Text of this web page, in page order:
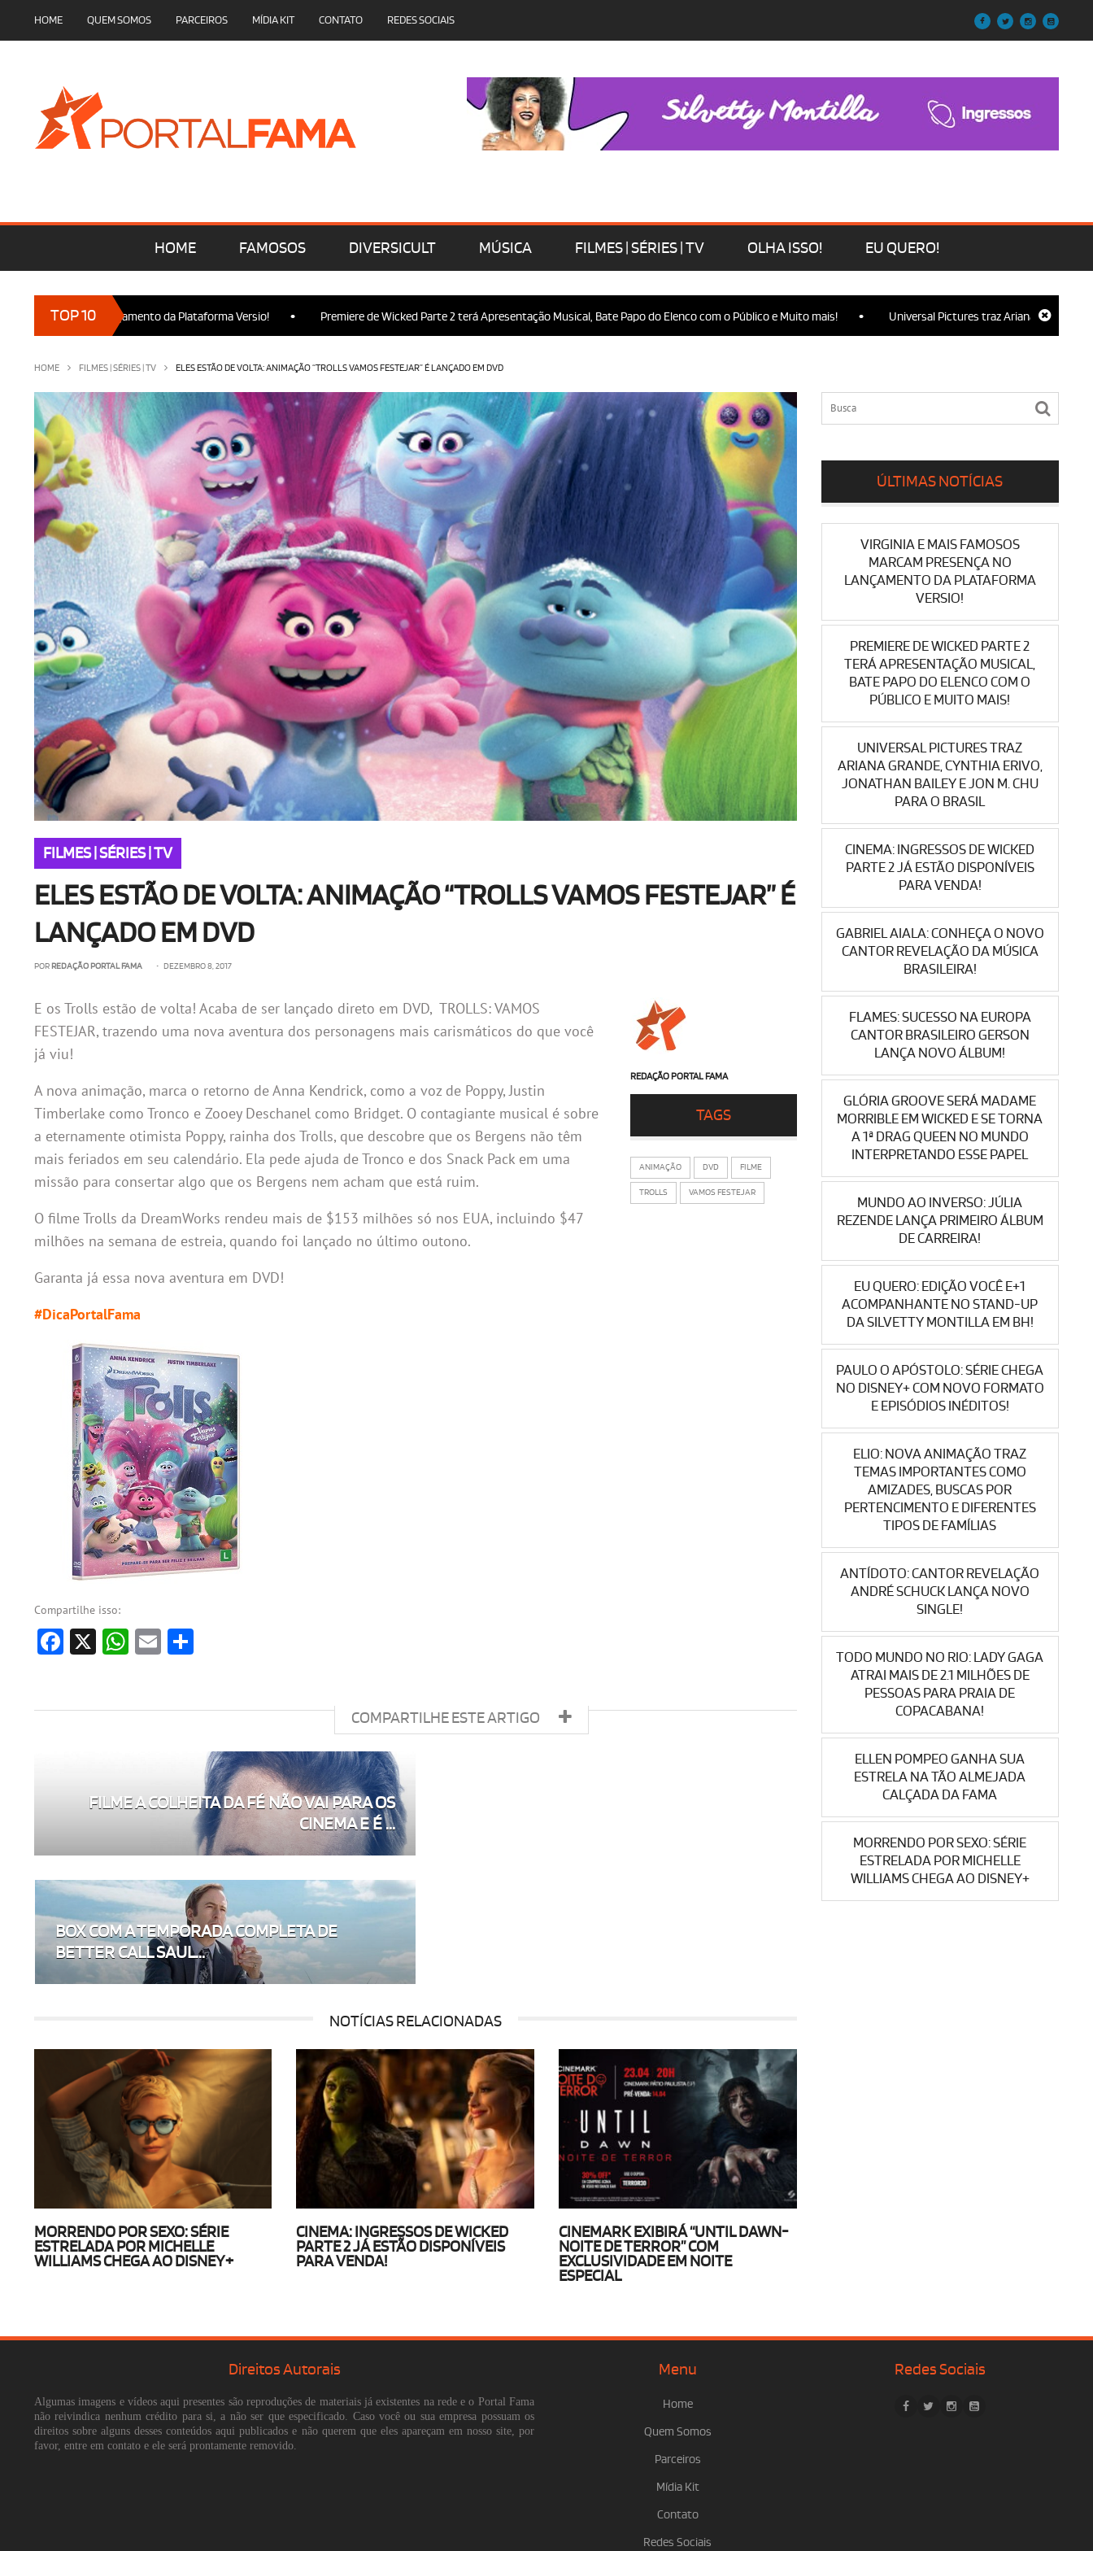
HOME QUEM SOMOS PARCEIROS MÍDIA KIT CONTATO REDES SOCIAIS
HOME FAMOSOS DIVERSICULT MÚSICA FILMES | SÉRIES | TV OLHA ISSO! EU QUERO!
TOP 10
no Lançamento da Plataforma Versio! • Premiere de Wicked Parte 2 terá Apresentação Musical, Bate Papo do Elenco com o Público e Muito mais! • Universal Pictures traz Ariana Grande, Cynthia
HOME FILMES | SÉRIES | TV ELES ESTÃO DE VOLTA: ANIMAÇÃO “TROLLS VAMOS FESTEJAR” É LANÇADO EM DVD
FILMES | SÉRIES | TV
ELES ESTÃO DE VOLTA: ANIMAÇÃO “TROLLS VAMOS FESTEJAR” É
LANÇADO EM DVD
POR REDAÇÃO PORTAL FAMA • DEZEMBRO 8, 2017
REDAÇÃO PORTAL FAMA
TAGS
ANIMAÇÃO DVD FILME
TROLLS VAMOS FESTEJAR
E os Trolls estão de volta! Acaba de ser lançado direto em DVD, TROLLS: VAMOS
FESTEJAR, trazendo uma nova aventura dos personagens mais carismáticos do que você
já viu!
A nova animação, marca o retorno de Anna Kendrick, como a voz de Poppy, Justin
Timberlake como Tronco e Zooey Deschanel como Bridget. O contagiante musical é sobre
a eternamente otimista Poppy, rainha dos Trolls, que descobre que os Bergens não têm
mais feriados em seu calendário. Ela pede ajuda de Tronco e dos Snack Pack em uma
missão para consertar algo que os Bergens nem acham que está ruim.
O filme Trolls da DreamWorks rendeu mais de $153 milhões só nos EUA, incluindo $47
milhões na semana de estreia, quando foi lançado no último outono.
Garanta já essa nova aventura em DVD!
#DicaPortalFama
Compartilhe isso:
Facebook
X WhatsApp
Email
COMPARTILHE ESTE ARTIGO
FILME A COLHEITA DA FÉ NÃO VAI PARA OS
CINEMA E É ...
BOX COM A TEMPORADA COMPLETA DE
BETTER CALL SAUL...
NOTÍCIAS RELACIONADAS
MORRENDO POR SEXO: SÉRIE
ESTRELADA POR MICHELLE
WILLIAMS CHEGA AO DISNEY+
CINEMA: INGRESSOS DE WICKED
PARTE 2 JÁ ESTÃO DISPONÍVEIS
PARA VENDA!
CINEMARK EXIBIRÁ “UNTIL DAWN-
NOITE DE TERROR” COM
EXCLUSIVIDADE EM NOITE
ESPECIAL
ÚLTIMAS NOTÍCIAS
VIRGINIA E MAIS FAMOSOS
MARCAM PRESENÇA NO
LANÇAMENTO DA PLATAFORMA
VERSIO!
PREMIERE DE WICKED PARTE 2
TERÁ APRESENTAÇÃO MUSICAL,
BATE PAPO DO ELENCO COM O
PÚBLICO E MUITO MAIS!
UNIVERSAL PICTURES TRAZ
ARIANA GRANDE, CYNTHIA ERIVO,
JONATHAN BAILEY E JON M. CHU
PARA O BRASIL
CINEMA: INGRESSOS DE WICKED
PARTE 2 JÁ ESTÃO DISPONÍVEIS
PARA VENDA!
GABRIEL AIALA: CONHEÇA O NOVO
CANTOR REVELAÇÃO DA MÚSICA
BRASILEIRA!
FLAMES: SUCESSO NA EUROPA
CANTOR BRASILEIRO GERSON
LANÇA NOVO ÁLBUM!
GLÓRIA GROOVE SERÁ MADAME
MORRIBLE EM WICKED E SE TORNA
A 1ª DRAG QUEEN NO MUNDO
INTERPRETANDO ESSE PAPEL
MUNDO AO INVERSO: JÚLIA
REZENDE LANÇA PRIMEIRO ÁLBUM
DE CARREIRA!
EU QUERO: EDIÇÃO VOCÊ E+1
ACOMPANHANTE NO STAND-UP
DA SILVETTY MONTILLA EM BH!
PAULO O APÓSTOLO: SÉRIE CHEGA
NO DISNEY+ COM NOVO FORMATO
E EPISÓDIOS INÉDITOS!
ELIO: NOVA ANIMAÇÃO TRAZ
TEMAS IMPORTANTES COMO
AMIZADES, BUSCAS POR
PERTENCIMENTO E DIFERENTES
TIPOS DE FAMÍLIAS
ANTÍDOTO: CANTOR REVELAÇÃO
ANDRÉ SCHUCK LANÇA NOVO
SINGLE!
TODO MUNDO NO RIO: LADY GAGA
ATRAI MAIS DE 2.1 MILHÕES DE
PESSOAS PARA PRAIA DE
COPACABANA!
ELLEN POMPEO GANHA SUA
ESTRELA NA TÃO ALMEJADA
CALÇADA DA FAMA
MORRENDO POR SEXO: SÉRIE
ESTRELADA POR MICHELLE
WILLIAMS CHEGA AO DISNEY+
Direitos Autorais
Algumas imagens e vídeos aqui presentes são reproduções de materiais já existentes na rede e o Portal Fama
não reivindica nenhum crédito para si, a não ser que especificado. Caso você ou sua empresa possuam os
direitos sobre alguns desses conteúdos aqui publicados e não querem que eles apareçam em nosso site, por
favor, entre em contato e ele será prontamente removido.
Menu
Home
Quem Somos
Parceiros
Mídia Kit
Contato
Redes Sociais
Redes Sociais